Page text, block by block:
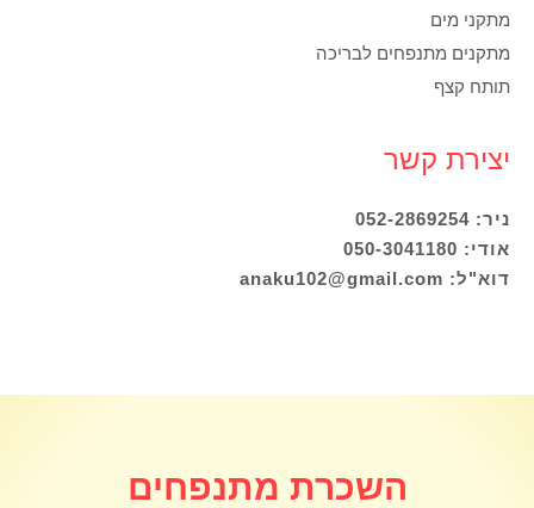
מתקני מים
מתקנים מתנפחים לבריכה
תותח קצף
יצירת קשר
ניר: 052-2869254
אודי: 050-3041180
דוא"ל: anaku102@gmail.com
השכרת מתנפחים